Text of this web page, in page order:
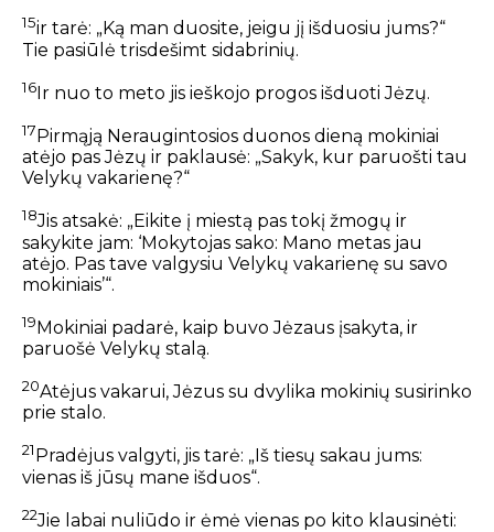
15ir tarė: „Ką man duosite, jeigu jį išduosiu jums?“
Tie pasiūlė trisdešimt sidabrinių.
16Ir nuo to meto jis ieškojo progos išduoti Jėzų.
17 Pirmąją Neraugintosios duonos dieną mokiniai
atėjo pas Jėzų ir paklausė: „Sakyk, kur paruošti tau
Velykų vakarienę?“
18Jis atsakė: „Eikite į miestą pas tokį žmogų ir
sakykite jam: ‘Mokytojas sako: Mano metas jau
atėjo. Pas tave valgysiu Velykų vakarienę su savo
mokiniais’“.
19Mokiniai padarė, kaip buvo Jėzaus įsakyta, ir
paruošė Velykų stalą.
20Atėjus vakarui, Jėzus su dvylika mokinių susirinko
prie stalo.
21 Pradėjus valgyti, jis tarė: „Iš tiesų sakau jums:
vienas iš jūsų mane išduos“.
22Jie labai nuliūdo ir ėmė vienas po kito klausinėti: